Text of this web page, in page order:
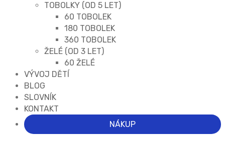
TOBOLKY (OD 5 LET)
60 TOBOLEK
180 TOBOLEK
360 TOBOLEK
ŽELÉ (OD 3 LET)
60 ŽELÉ
VÝVOJ DĚTÍ
BLOG
SLOVNÍK
KONTAKT
NÁKUP